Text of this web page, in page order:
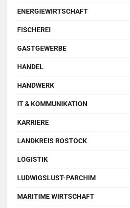
ENERGIEWIRTSCHAFT
FISCHEREI
GASTGEWERBE
HANDEL
HANDWERK
IT & KOMMUNIKATION
KARRIERE
LANDKREIS ROSTOCK
LOGISTIK
LUDWIGSLUST-PARCHIM
MARITIME WIRTSCHAFT